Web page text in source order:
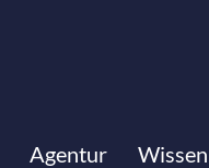
Agentur Wissen